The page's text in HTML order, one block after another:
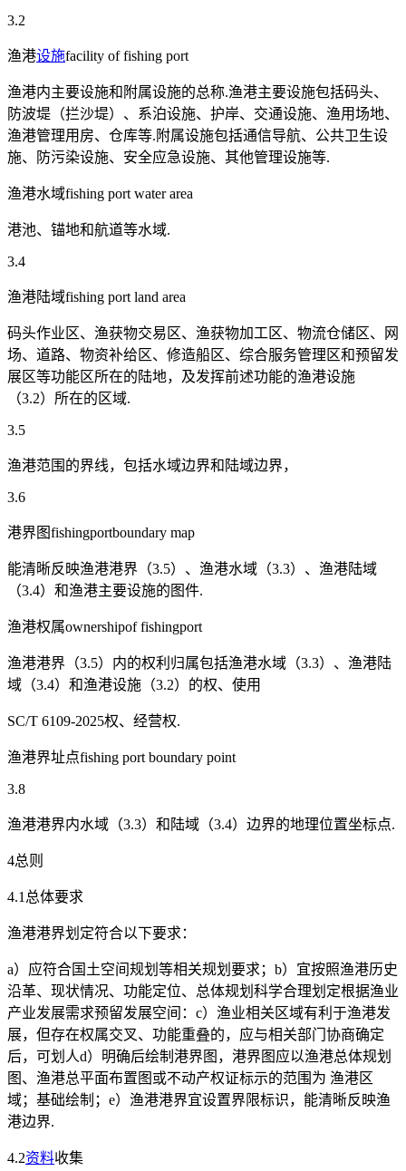
3.2
渔港设施facility of fishing port
渔港内主要设施和附属设施的总称.渔港主要设施包括码头、
防波堤（拦沙堤）、系泊设施、护岸、交通设施、渔用场地、
渔港管理用房、仓库等.附属设施包括通信导航、公共卫生设
施、防污染设施、安全应急设施、其他管理设施等.
渔港水域fishing port water area
港池、锚地和航道等水域.
3.4
渔港陆域fishing port land area
码头作业区、渔获物交易区、渔获物加工区、物流仓储区、网
场、道路、物资补给区、修造船区、综合服务管理区和预留发
展区等功能区所在的陆地，及发挥前述功能的渔港设施
（3.2）所在的区域.
3.5
渔港范围的界线，包括水域边界和陆域边界，
3.6
港界图fishingportboundary map
能清晰反映渔港港界（3.5）、渔港水域（3.3）、渔港陆域
（3.4）和渔港主要设施的图件.
渔港权属ownershipof fishingport
渔港港界（3.5）内的权利归属包括渔港水域（3.3）、渔港陆
域（3.4）和渔港设施（3.2）的权、使用
SC/T 6109-2025权、经营权.
渔港界址点fishing port boundary point
3.8
渔港港界内水域（3.3）和陆域（3.4）边界的地理位置坐标点.
4总则
4.1总体要求
渔港港界划定符合以下要求：
a）应符合国土空间规划等相关规划要求；b）宜按照渔港历史
沿革、现状情况、功能定位、总体规划科学合理划定根据渔业
产业发展需求预留发展空间：c）渔业相关区域有利于渔港发
展，但存在权属交叉、功能重叠的，应与相关部门协商确定
后，可划人d）明确后绘制港界图，港界图应以渔港总体规划
图、渔港总平面布置图或不动产权证标示的范围为 渔港区
域；基础绘制；e）渔港港界宜设置界限标识，能清晰反映渔
港边界.
4.2资料收集